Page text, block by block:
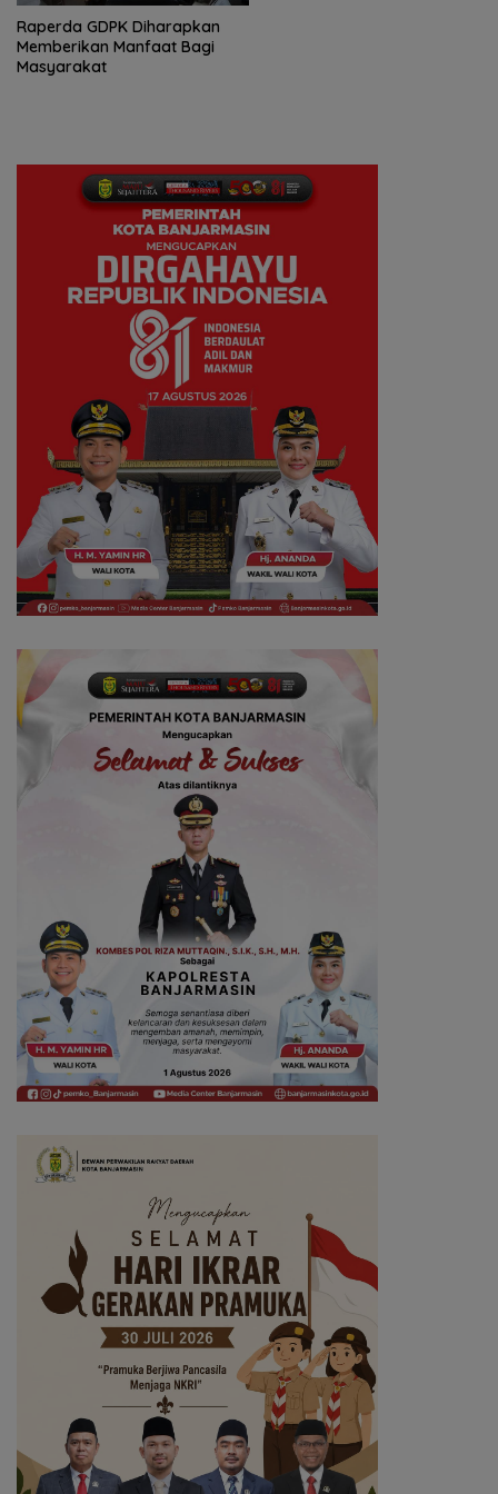
Raperda GDPK Diharapkan
Memberikan Manfaat Bagi
Masyarakat